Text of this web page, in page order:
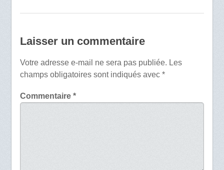
Laisser un commentaire
Votre adresse e-mail ne sera pas publiée. Les
champs obligatoires sont indiqués avec *
Commentaire *